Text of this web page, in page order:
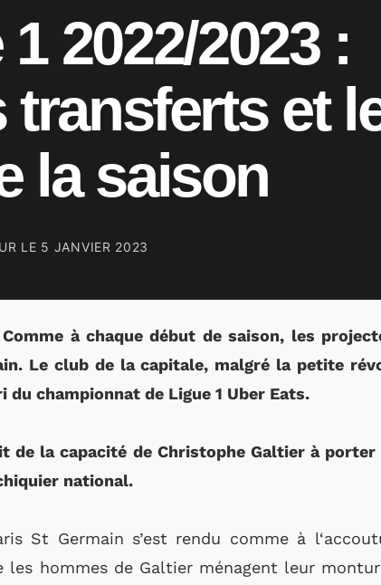
2022/2023 :
transferts et
la saison
LE 5 JANVIER 2023
à chaque début de saison, les
Le club de la capitale, malgré la petite
championnat de Ligue 1 Uber Eats.
la capacité de Christophe Galtier à porter
national.
St Germain s’est rendu comme à
les hommes de Galtier ménagent leur